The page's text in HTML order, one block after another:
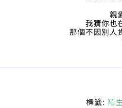
標籤: 陌